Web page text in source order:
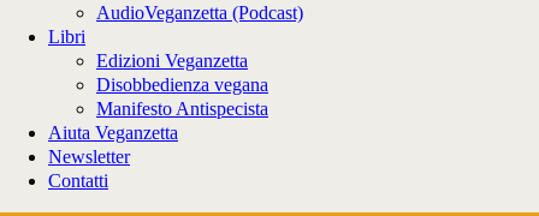
AudioVeganzetta (Podcast)
Libri
Edizioni Veganzetta
Disobbedienza vegana
Manifesto Antispecista
Aiuta Veganzetta
Newsletter
Contatti